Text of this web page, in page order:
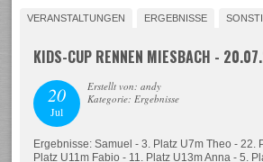
VERANSTALTUNGEN ERGEBNISSE
KIDS-CUP RENNEN MIESBACH -
20
Jul
Erstellt von: andy
Kategorie: Ergebnisse
Ergebnisse: Samuel - 3. Platz U7m Theo - 22.
Platz U11m Fabio - 11. Platz U13m Anna - 5.